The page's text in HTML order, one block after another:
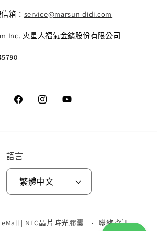
箱： service@marsun-didi.com
Inc. 火星人福氣金鑛股份有限公司
FacebookInstagramYouTube
語言
繁體中文
款
eMall | NFC晶片時光膠囊 聯絡資訊